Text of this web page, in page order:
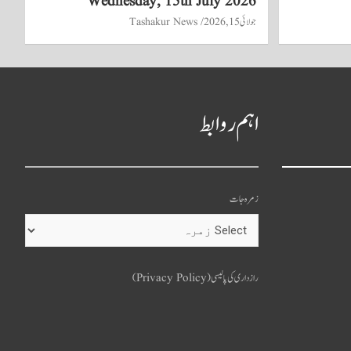
جولائی 15, 2026 Tashakur News
اہم روابط
زمرہ جات
رازداری کی پالیسی (Privacy Policy)